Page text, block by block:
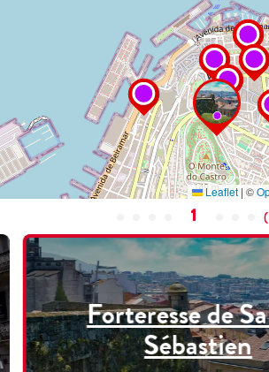
Leaflet | ©
1 (
Forteresse de
Sébastien